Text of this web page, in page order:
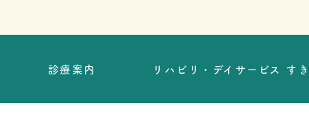
診療案内 リハビリ・デイサービス す